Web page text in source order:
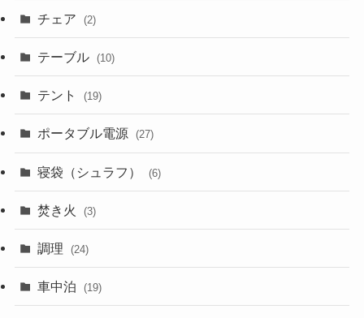
チェア (2)
テーブル (10)
テント (19)
ポータブル電源 (27)
寝袋（シュラフ） (6)
焚き火 (3)
調理 (24)
車中泊 (19)